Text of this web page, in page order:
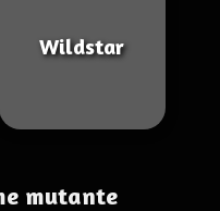
Wildstar
mutante